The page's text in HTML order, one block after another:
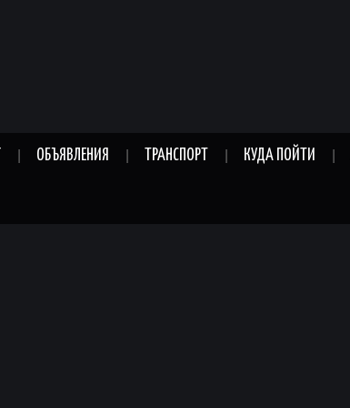
ОБЪЯВЛЕНИЯ ТРАНСПОРТ КУДА ПОЙТИ